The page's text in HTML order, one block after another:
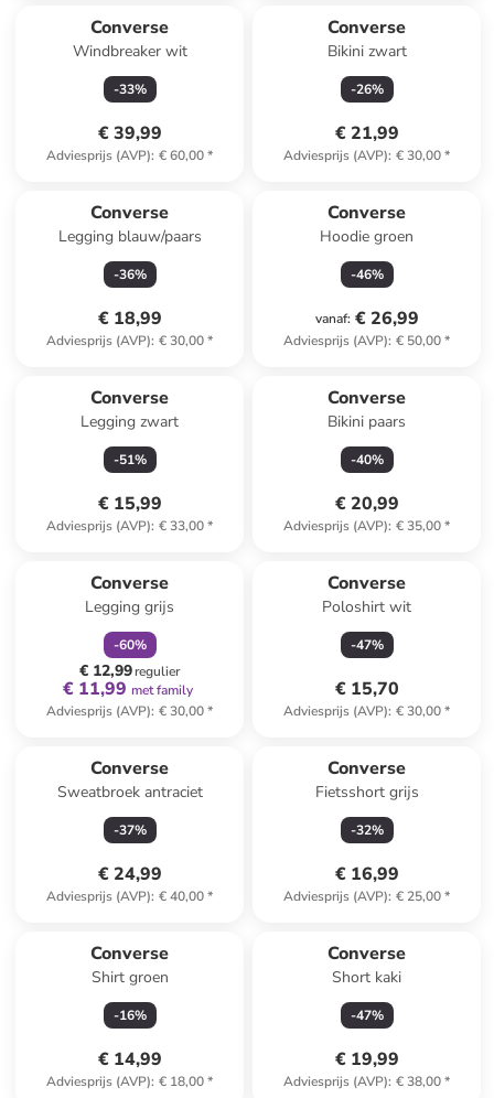
Converse
Windbreaker wit
-33%
€ 39,99
Adviesprijs (AVP): € 60,00*
Converse
Bikini zwart
-26%
€ 21,99
Adviesprijs (AVP): € 30,00*
Converse
Legging blauw/paars
-36%
€ 18,99
Adviesprijs (AVP): € 30,00*
Converse
Hoodie groen
-46%
vanaf: € 26,99
Adviesprijs (AVP): € 50,00*
Converse
Legging zwart
-51%
€ 15,99
Adviesprijs (AVP): € 33,00*
Converse
Bikini paars
-40%
€ 20,99
Adviesprijs (AVP): € 35,00*
Converse
Legging grijs
-60%
€ 12,99regulier
€ 11,99 met family
Adviesprijs (AVP): € 30,00*
Converse
Poloshirt wit
-47%
€ 15,70
Adviesprijs (AVP): € 30,00*
Converse
Sweatbroek antraciet
-37%
€ 24,99
Adviesprijs (AVP): € 40,00*
Converse
Fietsshort grijs
-32%
€ 16,99
Adviesprijs (AVP): € 25,00*
Converse
Shirt groen
-16%
€ 14,99
Adviesprijs (AVP): € 18,00*
Converse
Short kaki
-47%
€ 19,99
Adviesprijs (AVP): € 38,00*